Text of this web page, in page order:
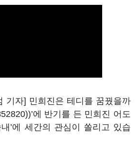
기자] 민희진은 테디를 꿈꿨을까
)’에 반기를 든 민희진 어도
’에 세간의 관심이 쏠리고 있습